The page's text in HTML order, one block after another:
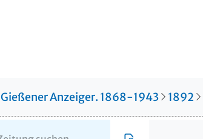
Gießener Anzeiger. 1868-1943 1892